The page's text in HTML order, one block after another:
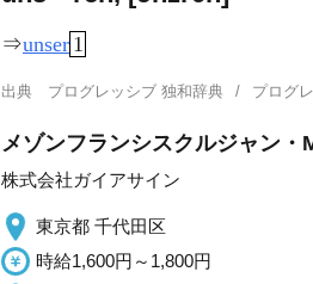
⇒unser 1
出典 プログレッシブ 独和辞典 プログ
メゾンフランシスクルジャン
株式会社ガイアサイン
東京都 千代田区
時給1,600円～1,800円